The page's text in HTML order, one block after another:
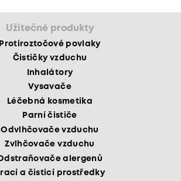
Užitečné produkty
Protiroztočové povlaky
Čističky vzduchu
Inhalátory
Vysavače
Léčebná kosmetika
Parní čističe
Odvlhčovače vzduchu
Zvlhčovače vzduchu
alergenů
a čisticí prostředky